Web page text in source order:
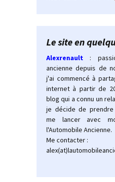
Le site en
Alexrenault
:
ancienne depuis de
j'ai commencé à
internet à partir de
blog qui a connu un
je décide de
me lancer avec
l'Automobile Ancienne.
Me contacter :